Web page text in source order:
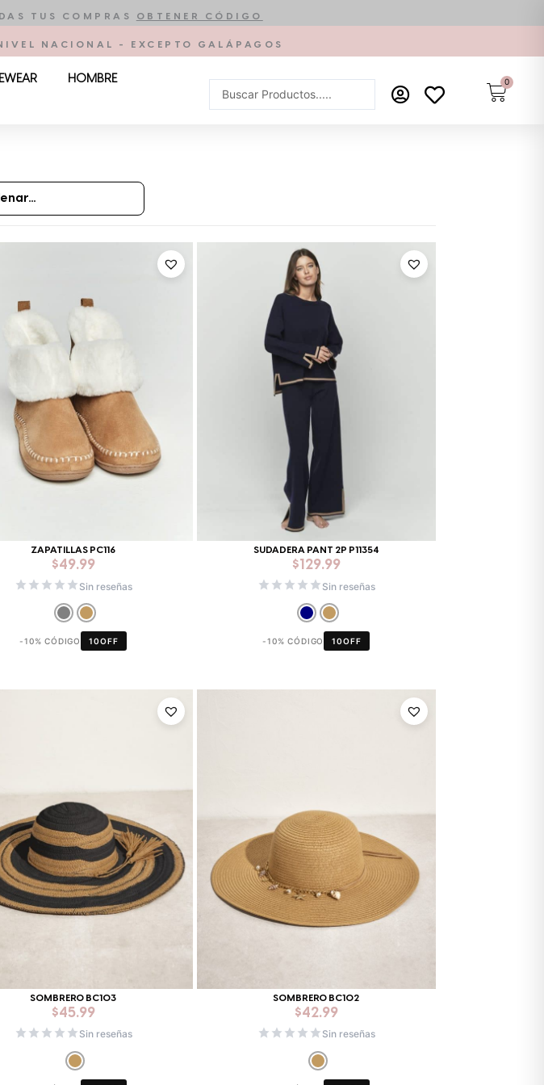
TUS COMPRAS OBTENER CÓDIGO
NACIONAL - EXCEPTO GALÁPAGOS
HOMBRE
Search
...
0
ZAPATILLAS PC116
$49.99
Sin reseñas
-10% CÓDIGO 10OFF
SUDADERA PANT 2P P11354
$ 129.99
Sin reseñas
-10% CÓDIGO 10OFF
SOMBRERO BC103
$45.99
Sin reseñas
SOMBRERO BC102
$42.99
Sin reseñas